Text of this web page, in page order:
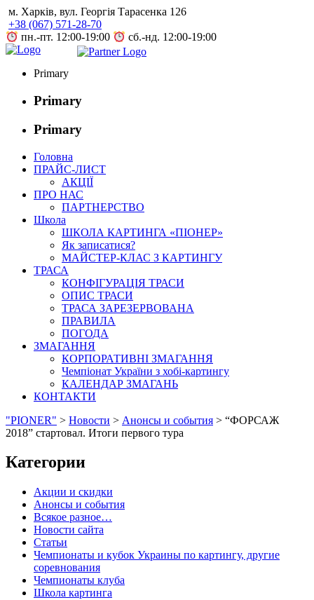
Skip
to
content
м. Харків, вул. Георгія Тарасенка 126
+38 (067) 571-28-70
пн.-пт. 12:00-19:00
сб.-нд. 12:00-19:00
Primary
Primary
Primary
Головна
ПРАЙС-ЛИСТ
АКЦІЇ
ПРО НАС
ПАРТНЕРСТВО
Школа
ШКОЛА КАРТИНГА «ПІОНЕР»
Як записатися?
МАЙСТЕР-КЛАС З КАРТИНГУ
ТРАСА
КОНФІГУРАЦІЯ ТРАСИ
ОПИС ТРАСИ
ТРАСА ЗАРЕЗЕРВОВАНА
ПРАВИЛА
ПОГОДА
ЗМАГАННЯ
КОРПОРАТИВНІ ЗМАГАННЯ
Чемпіонат України з хобі-картингу
КАЛЕНДАР ЗМАГАНЬ
КОНТАКТИ
"PIONER" > Новости > Анонсы и события > “ФОРСАЖ
2018” стартовал. Итоги первого тура
Категории
Акции и скидки
Анонсы и события
Всякое разное…
Новости сайта
Статьи
Чемпионаты и кубок Украины по картингу, другие
соревнования
Чемпионаты клуба
Школа картинга